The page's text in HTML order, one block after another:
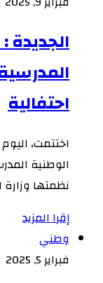
الجديدة
احتفالية
الوطنية
نظمتها وزارة
إقرا المزيد
وطني
فبراير 5, 2025